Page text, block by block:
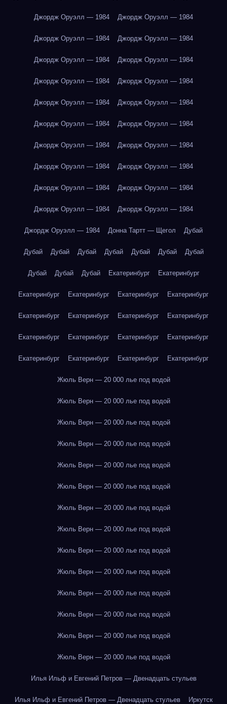
Джордж Оруэлл — 1984 Джордж Оруэлл — 1984
Джордж Оруэлл — 1984 Джордж Оруэлл — 1984
Джордж Оруэлл — 1984 Джордж Оруэлл — 1984
Джордж Оруэлл — 1984 Джордж Оруэлл — 1984
Джордж Оруэлл — 1984 Джордж Оруэлл — 1984
Джордж Оруэлл — 1984 Джордж Оруэлл — 1984
Джордж Оруэлл — 1984 Джордж Оруэлл — 1984
Джордж Оруэлл — 1984 Джордж Оруэлл — 1984
Джордж Оруэлл — 1984 Джордж Оруэлл — 1984
Джордж Оруэлл — 1984 Джордж Оруэлл — 1984
Джордж Оруэлл — 1984 Донна Тартт — Щегол Дубай
Дубай Дубай Дубай Дубай Дубай Дубай Дубай
Дубай Дубай Дубай Екатеринбург Екатеринбург
Екатеринбург Екатеринбург Екатеринбург Екатеринбург
Екатеринбург Екатеринбург Екатеринбург Екатеринбург
Екатеринбург Екатеринбург Екатеринбург Екатеринбург
Екатеринбург Екатеринбург Екатеринбург Екатеринбург
Жюль Верн — 20 000 лье под водой
Жюль Верн — 20 000 лье под водой
Жюль Верн — 20 000 лье под водой
Жюль Верн — 20 000 лье под водой
Жюль Верн — 20 000 лье под водой
Жюль Верн — 20 000 лье под водой
Жюль Верн — 20 000 лье под водой
Жюль Верн — 20 000 лье под водой
Жюль Верн — 20 000 лье под водой
Жюль Верн — 20 000 лье под водой
Жюль Верн — 20 000 лье под водой
Жюль Верн — 20 000 лье под водой
Жюль Верн — 20 000 лье под водой
Жюль Верн — 20 000 лье под водой
Илья Ильф и Евгений Петров — Двенадцать стульев
Илья Ильф и Евгений Петров — Двенадцать стульев Иркутск